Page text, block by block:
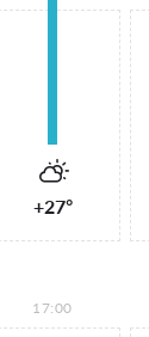
+27°
17:00